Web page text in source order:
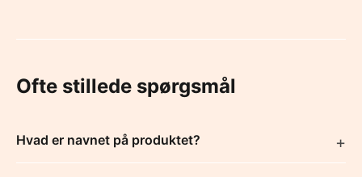
Ofte stillede spørgsmål
Hvad er navnet på produktet?